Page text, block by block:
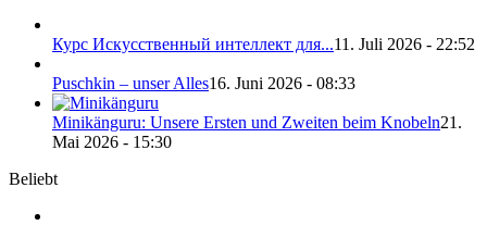
Курс Искусственный интеллект для...11. Juli 2026 - 22:52
Puschkin – unser Alles16. Juni 2026 - 08:33
Minikänguru: Unsere Ersten und Zweiten beim Knobeln21.
Mai 2026 - 15:30
Beliebt